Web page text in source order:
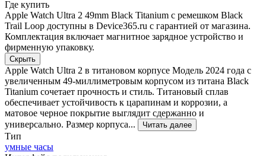
Где купить
Apple Watch Ultra 2 49mm Black Titanium с ремешком Black
Trail Loop доступны в Device365.ru с гарантией от магазина.
Комплектация включает магнитное зарядное устройство и
фирменную упаковку.
Скрыть
Apple Watch Ultra 2 в титановом корпусе Модель 2024 года с
увеличенным 49-миллиметровым корпусом из титана Black
Titanium сочетает прочность и стиль. Титановый сплав
обеспечивает устойчивость к царапинам и коррозии, а
матовое черное покрытие выглядит сдержанно и
универсально. Размер корпуса...
Читать далее
Тип
умные часы